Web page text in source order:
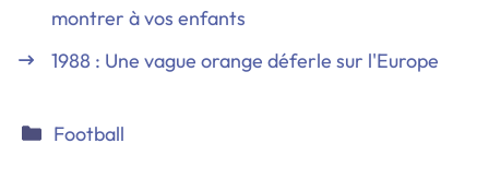
montrer à vos enfants
1988 : Une vague orange déferle sur l'Europe
Catégories
Football